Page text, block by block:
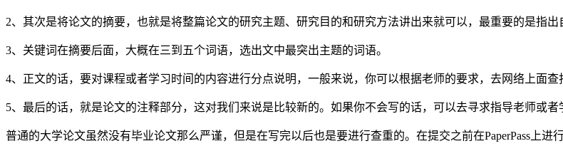
2、其次是将论文的摘要，也就是将整篇论文的研究主题、研究目的和研究方法讲出来就可以，最重要的是指出
3、关键词在摘要后面，大概在三到五个词语，选出文中最突出主题的词语。
4、正文的话，要对课程或者学习时间的内容进行分点说明，一般来说，你可以根据老师的要求，去网络上面查
5、最后的话，就是论文的注释部分，这对我们来说是比较新的。如果你不会写的话，可以去寻求指导老师或者
普通的大学论文虽然没有毕业论文那么严谨，但是在写完以后也是要进行查重的。在提交之前在PaperPass上进